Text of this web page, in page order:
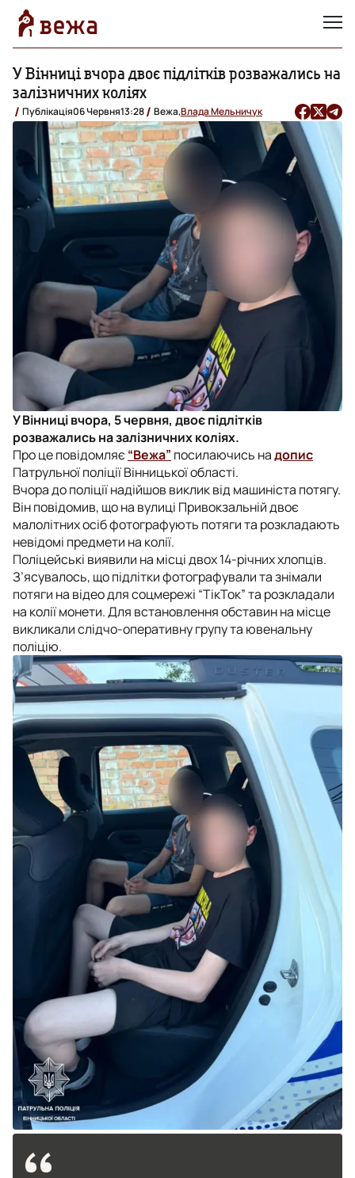
У Вінниці вчора двоє підлітків розважались на
залізничних коліях
Публікація06 Червня13:28 Вежа,Влада Мельничук
У Вінниці вчора, 5 червня, двоє підлітків
розважались на залізничних коліях.
Про це повідомляє“Вежа” посилаючись надопис
Патрульної поліції Вінницької області.
Вчора до поліції надійшов виклик від машиніста потягу.
Він повідомив, що на вулиці Привокзальній двоє
малолітних осіб фотографують потяги та розкладають
невідомі предмети на колії.
Поліцейські виявили на місці двох 14-річних хлопців.
З’ясувалось, що підлітки фотографували та знімали
потяги на відео для соцмережі “ТікТок” та розкладали
на колії монети. Для встановлення обставин на місце
викликали слідчо-оперативну групу та ювенальну
поліцію.